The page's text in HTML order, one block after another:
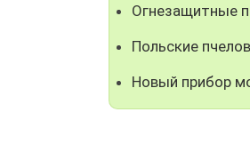
Огнезащитные
Польские
Новый прибор